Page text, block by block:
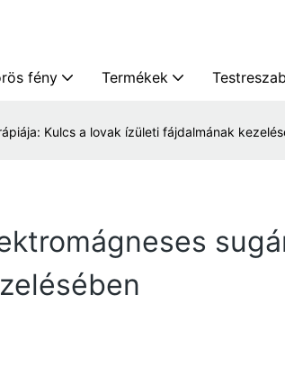
fény Termékek
Kulcs a lovak ízületi fájdalmának